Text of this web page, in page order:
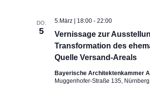
DO.
5
Vernissage zur
Transformation des
Quelle Versand-Areals
5.März | 18:00 -22:00
Bayerische Architektenkammer
Muggenhofer-Straße 135,